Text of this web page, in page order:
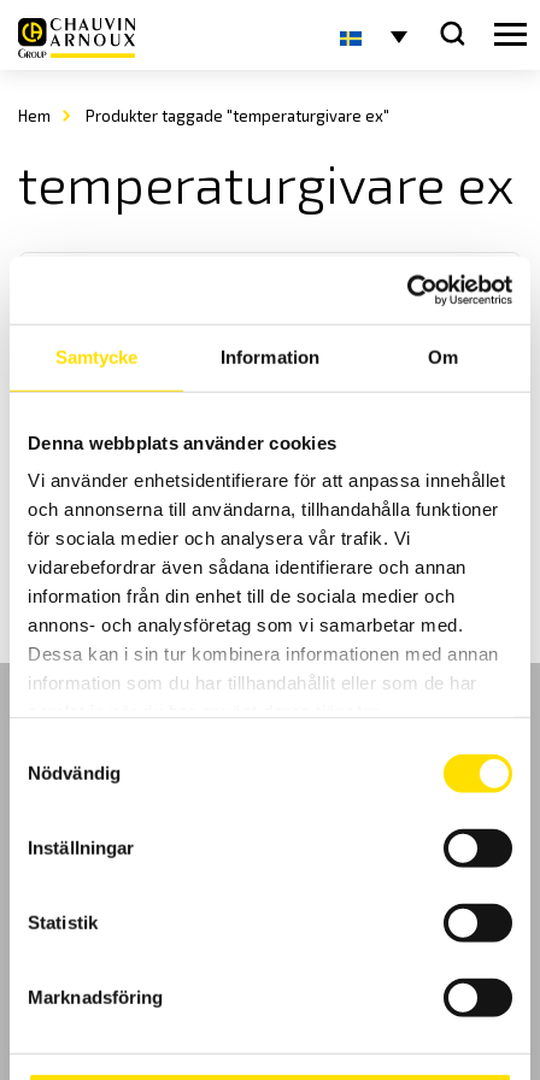
Samtycke Information Om
Denna webbplats använder cookies
Vi använder enhetsidentifierare för att anpassa innehållet
och annonserna till användarna, tillhandahålla funktioner
för sociala medier och analysera vår trafik. Vi
vidarebefordrar även sådana identifierare och annan
information från din enhet till de sociala medier och
annons- och analysföretag som vi samarbetar med.
Dessa kan i sin tur kombinera informationen med annan
information som du har tillhandahållit eller som de har
Nödvändig
Inställningar
Statistik
Marknadsföring
Hem Produkter taggade "temperaturgivare ex"
temperaturgivare ex
Temperaturgivare för processapplikationer
Vi offererar temperaturgivare för många olika processer enligt
önskemål. Dessutom finns det ett stort antal standardgivare.
LÄS MER